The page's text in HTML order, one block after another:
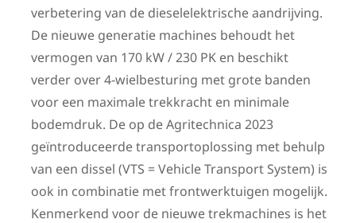
verbetering van de dieselelektrische aandrijving.
De nieuwe generatie machines behoudt het
vermogen van 170 kW / 230 PK en beschikt
verder over 4-wielbesturing met grote banden
voor een maximale trekkracht en minimale
bodemdruk. De op de Agritechnica 2023
geïntroduceerde transportoplossing met behulp
van een dissel (VTS = Vehicle Transport System) is
ook in combinatie met front­werktuigen mogelijk.
Kenmerkend voor de nieuwe trekmachines is het